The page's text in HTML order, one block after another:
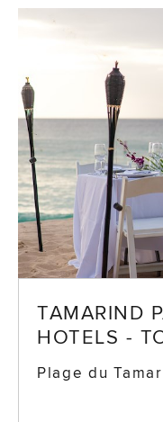
TAMARIND
HOTELS -
Plage du